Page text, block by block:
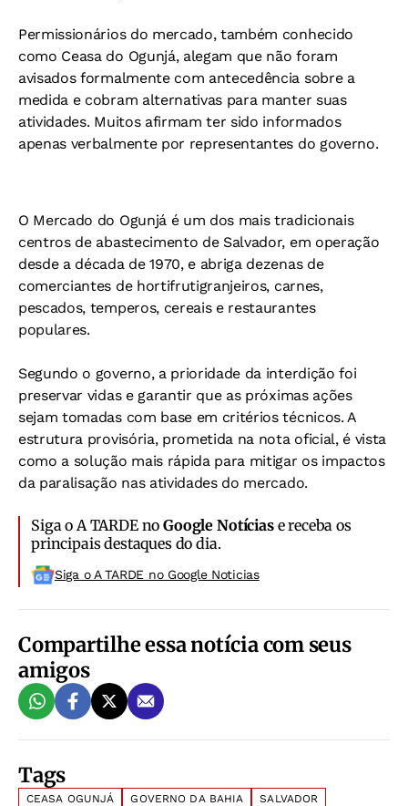
Permissionários do mercado, também conhecido
como Ceasa do Ogunjá, alegam que não foram
avisados formalmente com antecedência sobre a
medida e cobram alternativas para manter suas
atividades. Muitos afirmam ter sido informados
apenas verbalmente por representantes do governo.
O Mercado do Ogunjá é um dos mais tradicionais
centros de abastecimento de Salvador, em operação
desde a década de 1970, e abriga dezenas de
comerciantes de hortifrutigranjeiros, carnes,
pescados, temperos, cereais e restaurantes
populares.
Segundo o governo, a prioridade da interdição foi
preservar vidas e garantir que as próximas ações
sejam tomadas com base em critérios técnicos. A
estrutura provisória, prometida na nota oficial, é vista
como a solução mais rápida para mitigar os impactos
da paralisação nas atividades do mercado.
Siga o A TARDE noGoogle Notíciase receba os
principais destaques do dia.
Siga o A TARDE no Google Noticias
Compartilhe essa notícia com seus
amigos
Tags
CEASA OGUNJÁ GOVERNO DA BAHIA SALVADOR